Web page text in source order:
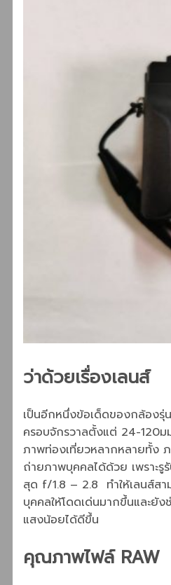
ว่าด้วยเรื่องเลนส์
เป็นอีกหนึ่งข้อเด็ดของกล้องรุ่
ครอบจักรวาลตั้งแต่ 24-120
ภาพท่องเที่ยวหลากหลายทั้ง
ถ่ายภาพบุคคลได้ด้วย เพราะรู
สุด f/1.8 – 2.8 ทำให้เลนส์สา
บุคคลให้โดดเด่นมากขึ้นและยั
แสงน้อยได้ดีขึ้น
คุณภาพไฟล์ RAW